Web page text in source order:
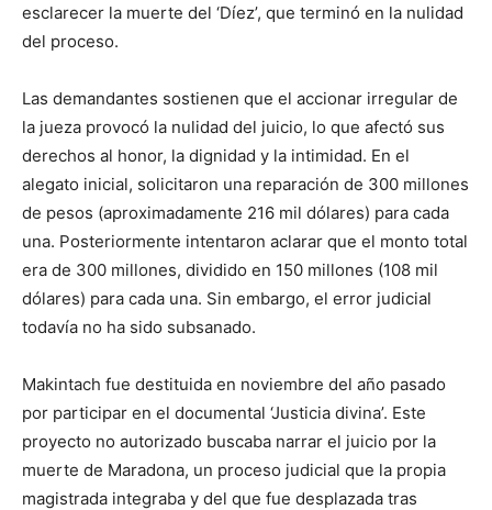
esclarecer la muerte del ‘Díez’, que terminó en la nulidad
del proceso.
Las demandantes sostienen que el accionar irregular de
la jueza provocó la nulidad del juicio, lo que afectó sus
derechos al honor, la dignidad y la intimidad. En el
alegato inicial, solicitaron una reparación de 300 millones
de pesos (aproximadamente 216 mil dólares) para cada
una. Posteriormente intentaron aclarar que el monto total
era de 300 millones, dividido en 150 millones (108 mil
dólares) para cada una. Sin embargo, el error judicial
todavía no ha sido subsanado.
Makintach fue destituida en noviembre del año pasado
por participar en el documental ‘Justicia divina’. Este
proyecto no autorizado buscaba narrar el juicio por la
muerte de Maradona, un proceso judicial que la propia
magistrada integraba y del que fue desplazada tras